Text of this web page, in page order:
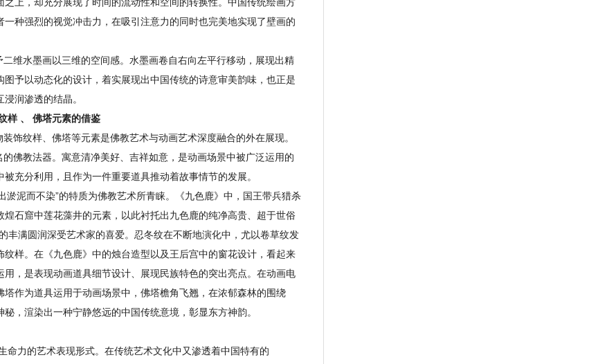
种强烈的视觉冲击力，在吸引注意力的同时也完美地实现了壁画的
维水墨画以三维的空间感。水墨画卷自右向左平行移动，展现出精
予以动态化的设计，着实展现出中国传统的诗意审美韵味，也正是
润渗透的结晶。
样 、 佛塔元素的借鉴
饰纹样、佛塔等元素是佛教艺术与动画艺术深度融合的外在展现。
佛教法器。寓意清净美好、吉祥如意，是动画场景中被广泛运用的
充分利用，且作为一件重要道具推动着故事情节的发展。
淤泥而不染”的特质为佛教艺术所青睐。《九色鹿》中，国王带兵猎杀
石窟中莲花藻井的元素，以此衬托出九色鹿的纯净高贵、超于世俗
丰满圆润深受艺术家的喜爱。忍冬纹在不断地演化中，尤以卷草纹发
纹样。在《九色鹿》中的烛台造型以及王后宫中的窗花设计，看起来
，是表现动画道具细节设计、展现民族特色的突出亮点。在动画电
作为道具运用于动画场景中，佛塔檐角飞翘，在浓郁森林的围绕
，渲染出一种宁静悠远的中国传统意境，彰显东方神韵。
命力的艺术表现形式。在传统艺术文化中又渗透着中国特有的